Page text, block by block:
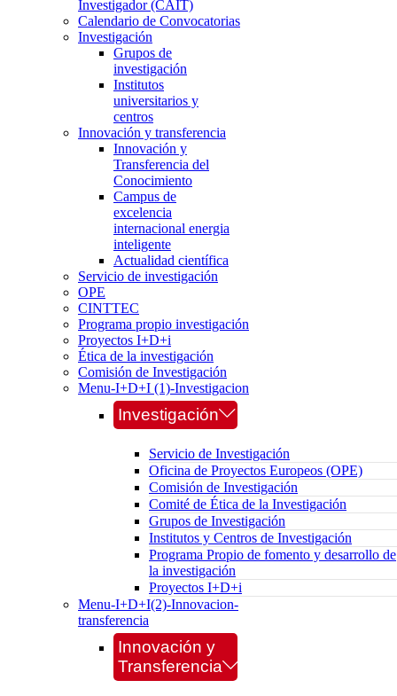
Investigador (CAIT)
Calendario de Convocatorias
Investigación
Grupos de
investigación
Institutos
universitarios y
centros
Innovación y transferencia
Innovación y
Transferencia del
Conocimiento
Campus de
excelencia
internacional energia
inteligente
Actualidad científica
Servicio de investigación
OPE
CINTTEC
Programa propio investigación
Proyectos I+D+i
Ética de la investigación
Comisión de Investigación
Menu-I+D+I (1)-Investigacion
Investigación
Servicio de Investigación
Oficina de Proyectos Europeos (OPE)
Comisión de Investigación
Comité de Ética de la Investigación
Grupos de Investigación
Institutos y Centros de Investigación
Programa Propio de fomento y desarrollo de
la investigación
Proyectos I+D+i
Menu-I+D+I(2)-Innovacion-
transferencia
Innovación y
Transferencia